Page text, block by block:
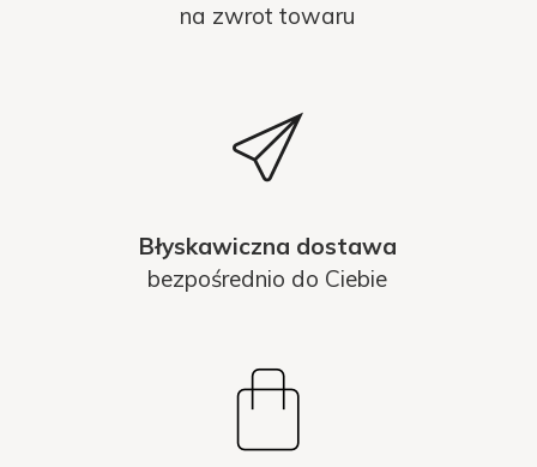
na zwrot towaru
Błyskawiczna dostawa
bezpośrednio do Ciebie